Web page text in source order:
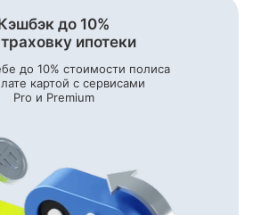
до 10%
ипотеки
до 10% стоимости полиса
картой с сервисами
Pro и Premium